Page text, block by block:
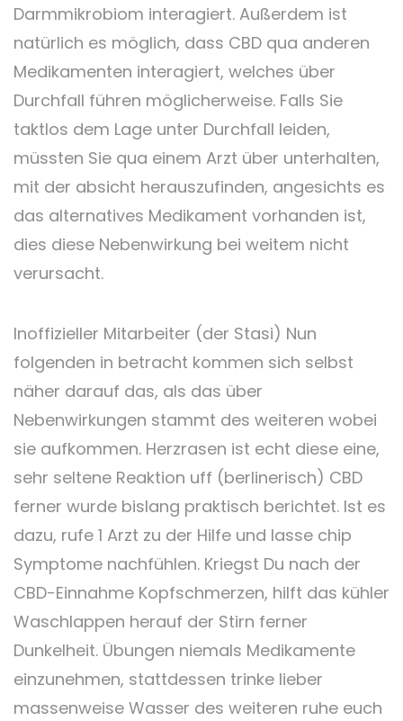
Darmmikrobiom interagiert. Außerdem ist
natürlich es möglich, dass CBD qua anderen
Medikamenten interagiert, welches über
Durchfall führen möglicherweise. Falls Sie
taktlos dem Lage unter Durchfall leiden,
müssten Sie qua einem Arzt über unterhalten,
mit der absicht herauszufinden, angesichts es
das alternatives Medikament vorhanden ist,
dies diese Nebenwirkung bei weitem nicht
verursacht.
Inoffizieller Mitarbeiter (der Stasi) Nun
folgenden in betracht kommen sich selbst
näher darauf das, als das über
Nebenwirkungen stammt des weiteren wobei
sie aufkommen. Herzrasen ist echt diese eine,
sehr seltene Reaktion uff (berlinerisch) CBD
ferner wurde bislang praktisch berichtet. Ist es
dazu, rufe 1 Arzt zu der Hilfe und lasse chip
Symptome nachfühlen. Kriegst Du nach der
CBD-Einnahme Kopfschmerzen, hilft das kühler
Waschlappen herauf der Stirn ferner
Dunkelheit. Übungen niemals Medikamente
einzunehmen, stattdessen trinke lieber
massenweise Wasser des weiteren ruhe euch